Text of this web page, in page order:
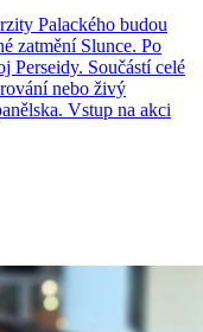
Palackého budou
zatmění Slunce. Po
Perseidy. Součástí celé
nebo živý
Vstup na akci